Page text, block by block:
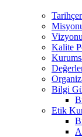
Kalite
Bilgi
Etik